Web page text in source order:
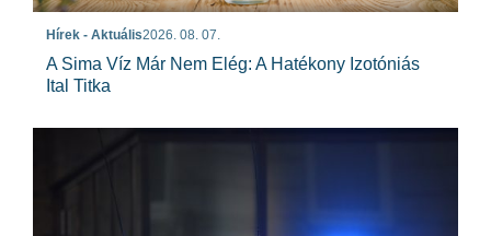
Hírek - Aktuális2026. 08. 07.
A Sima Víz Már Nem Elég: A Hatékony Izotóniás
Ital Titka